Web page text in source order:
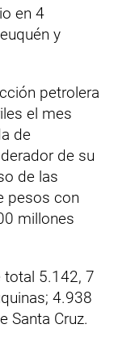
en 4
y
petrolera
el mes
de
de su
de las
pesos con
millones
total 5.142, 7
4.938
Santa Cruz.